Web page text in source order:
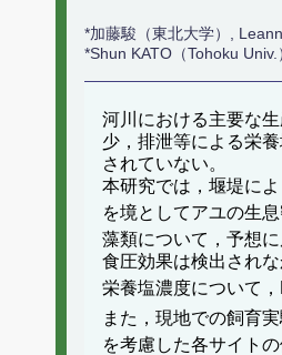
*加藤駿（東北大学）,
*Shun KATO（Tohoku
河川における主要な
少，排泄等による栄
されていない。
本研究では，堰堤に
を境としてアユの生
藻類について，予想
食圧効果は検出されな
栄養塩濃度について，
また，現地での飼育
を考慮した各サイト